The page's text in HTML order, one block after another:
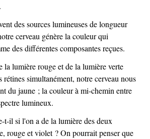
cerveau génère la couleur qui
des différentes composantes reçues.
simultanément, notre cerveau nous
du jaune ; la couleur à mi-chemin entre
lumineux.
rouge et violet ? On pourrait penser que